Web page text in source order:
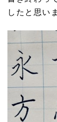
したと思い